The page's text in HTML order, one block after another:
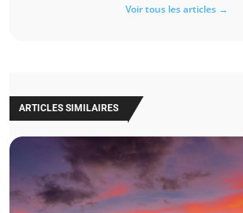
Voir tous les articles →
ARTICLES SIMILAIRES